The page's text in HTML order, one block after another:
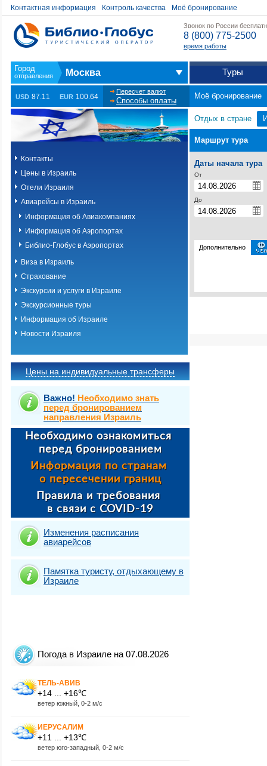
Контактная информация Контроль качества Моё бронирование
Звонок по России
8 (800) 775-2500
время работы
Москва Туры
USD 87.11 EUR 100.64
Пересчет валют
Способы оплаты
Моё бронирование
Контакты
Цены в Израиль
Отели Израиля
Авиарейсы в Израиль
Информация об Авиакомпаниях
Информация об Аэропортах
Библио-Глобус в Аэропортах
Виза в Израиль
Страхование
Экскурсии и услуги в Израиле
Экскурсионные туры
Информация об Израиле
Новости Израиля
Цены на индивидуальные трансферы
Важно! Необходимо знать
перед бронированием
направления Израиль
Изменения расписания
авиарейсов
Памятка туристу, отдыхающему в
Израиле
Погода в Израиле на 07.08.2026
ТЕЛЬ-АВИВ
+14 ... +16℃
ветер южный, 0-2 м/с
ИЕРУСАЛИМ
+11 ... +13℃
ветер юго-западный, 0-2 м/с
Отдых в стране
Маршрут тура
Даты начала тура
От
До
Дополнительно